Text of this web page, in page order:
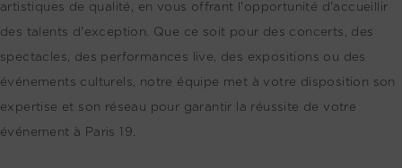
artistiques de qualité, en vous offrant l'opportunité d'accueillir
des talents d'exception. Que ce soit pour des concerts, des
spectacles, des performances live, des expositions ou des
événements culturels, notre équipe met à votre disposition son
expertise et son réseau pour garantir la réussite de votre
événement à Paris 19.